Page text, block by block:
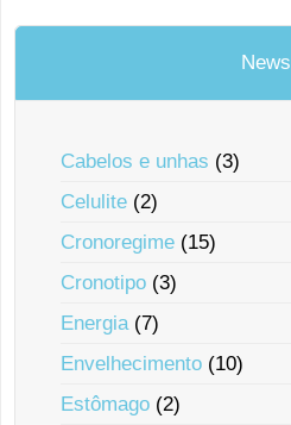
News
Cabelos e unhas (3)
Celulite (2)
Cronoregime (15)
Cronotipo (3)
Energia(7)
Envelhecimento (10)
Estômago (2)